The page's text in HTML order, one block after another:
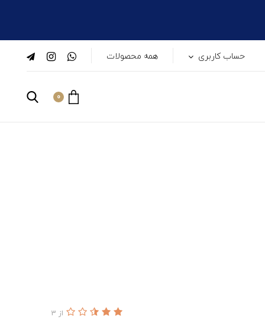
حساب کاربری همه محصولات
0
از 3